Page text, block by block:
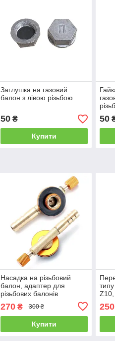
Заглушка на газовий
балон з лівою різьбою
50₴
Купити
50
Насадка на різьбовий
балон, адаптер для
різьбових балонів
270₴ 300 ₴
Купити
Z10,
250